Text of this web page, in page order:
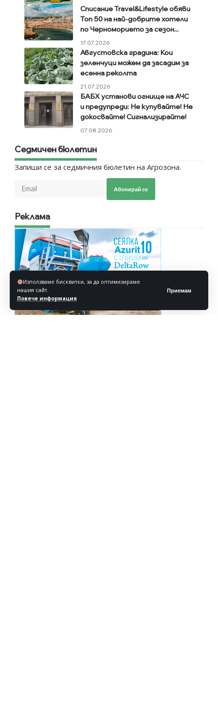
Използваме бисквитки, за да оптимизираме
нашия сайт.
Повече информация
Приемам
Списание Travel&Lifestyle обяви
Топ 50 на най-добрите хотели
по Черноморието за сезон...
17.07.2026
Августовска градина: Кои
зеленчуци можем да засадим за
есенна реколта
21.07.2026
БАБХ установи огнище на АЧС
и предупреди: Не купувайте! Не
докосвайте! Сигнализирайте!
07.08.2026
Седмичен бюлетин
Запиши се за седмичния бюлетин на Агрозона.
Абонирай се
Реклама